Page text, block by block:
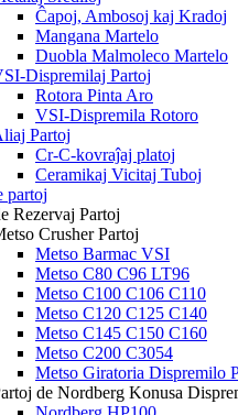
Ĉapoj, Ambosoj kaj Kradoj
Mangana Martelo
Duobla Malmoleco Martelo
Dispremilaj Partoj
Rotora Pinta Aro
VSI-Dispremila Rotoro
Partoj
Cr-C-kovraĵaj platoj
Ceramikaj Vicitaj Tuboj
partoj
Rezervaj Partoj
Crusher Partoj
Metso Barmac VSI
Metso C80 C96 LT96
Metso C100 C106 C110
Metso C120 C125 C140
Metso C145 C150 C160
Metso C200 C3054
Metso Giratoria Dispremilo
de Nordberg Konusa